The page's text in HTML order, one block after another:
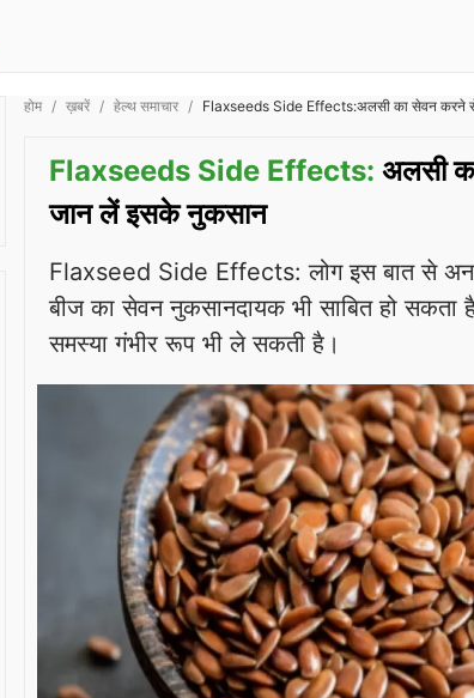
होम ख़बरें हेल्थ समाचार Flaxseeds Side Effects:अलसी का सेवन करने
Flaxseeds Side Effects: अलसी
जान लें इसके नुकसान
Flaxseed Side Effects: लोग इस बात से
बीज का सेवन नुकसानदायक भी साबित हो सकता
समस्या गंभीर रूप भी ले सकती है।